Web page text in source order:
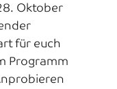
Oktober
für euch
Programm